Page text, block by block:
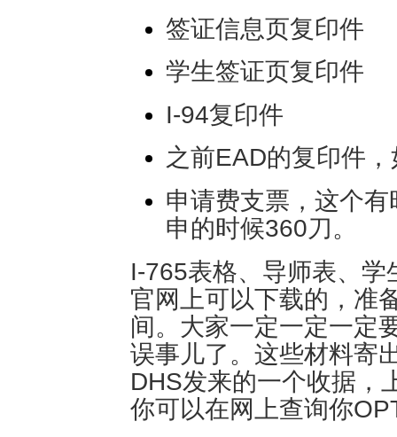
签证信息页复印件
学生签证页复印件
I-94复印件
之前EAD的复印件
申请费支票，这个
申的时候360刀。
I-765表格、导师表、
官网上可以下载的，准
间。大家一定一定一定
误事儿了。这些材料寄
DHS发来的一个收据，
你可以在网上查询你